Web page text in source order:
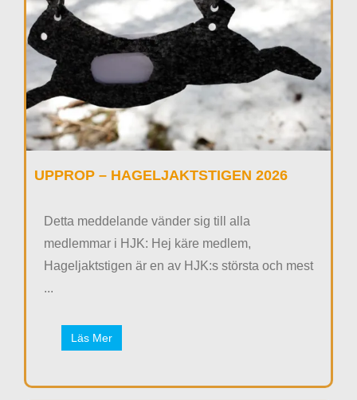
UPPROP – HAGELJAKTSTIGEN 2026
Detta meddelande vänder sig till alla
medlemmar i HJK: Hej käre medlem,
Hageljaktstigen är en av HJK:s största och mest
...
Läs Mer